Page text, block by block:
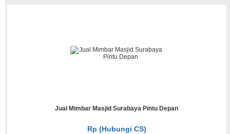
Jual Mimbar Masjid Surabaya Pintu Depan
Rp (Hubungi CS)